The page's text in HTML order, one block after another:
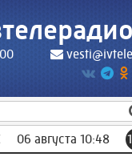
06 августа 10:48